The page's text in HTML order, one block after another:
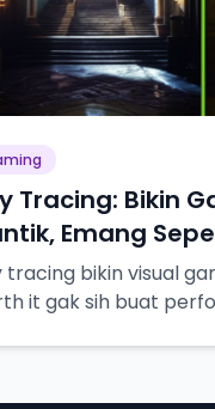
Tracing: Bikin
Emang
tracing bikin visual
it gak sih buat